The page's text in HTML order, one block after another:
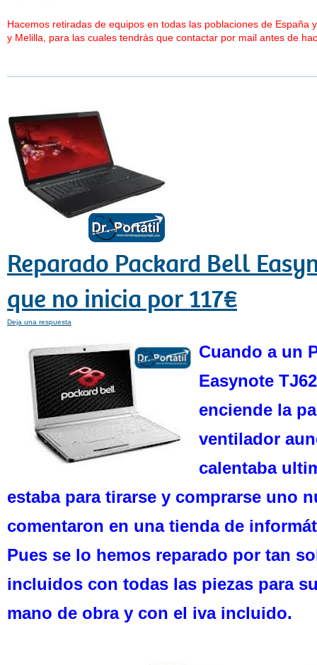
Hacemos retiradas de equipos en todas las poblaciones de España
y Melilla, para las cuales tendrás que contactar por mail antes de
Reparado Packard Bell
que no inicia por 117€
Deja una respuesta
Cuando a un
Easynote
enciende la
ventilador
calentaba
estaba para tirarse y comprarse uno
comentaron en una tienda de
Pues se lo hemos reparado por tan
incluidos con todas las piezas para
mano de obra y con el iva incluido.